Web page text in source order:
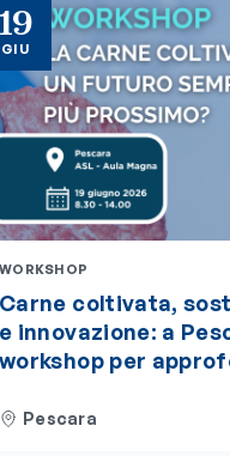
19
GIU
WORKSHOP
Carne coltivata,
e innovazione: a
workshop per
L’evento è
Pescara